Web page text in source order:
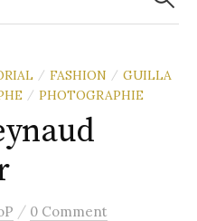
/ FASHION / GUILLA
/ PHOTOGRAPHIE
/ 0 Comment